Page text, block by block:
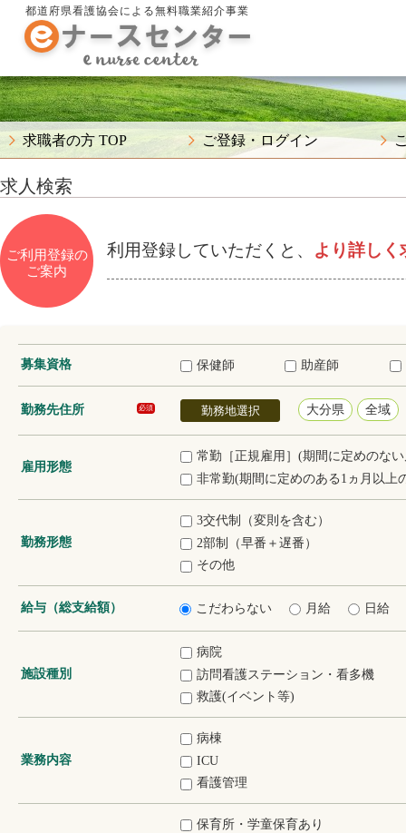
都道府県看護協会による無料職業紹介事業
求職者の方 TOP ご登録・ログイン
求人検索
ご利用登録の
ご案内
利用登録していただくと、 より詳しく
募集資格 保健師 助産師
勤務先住所 必須 勤務地選択 大分県 全域
雇用形態
常勤［正規雇用］(期間に定めのな
非常勤(期間に定めのある1ヵ月以上
勤務形態
3交代制（変則を含む）
2部制（早番＋遅番）
その他
給与（総支給額） こだわらない 月給 日給
施設種別
病院
訪問看護ステーション・看多機
救護(イベント等)
業務内容
病棟
ICU
看護管理
保育所・学童保育あり